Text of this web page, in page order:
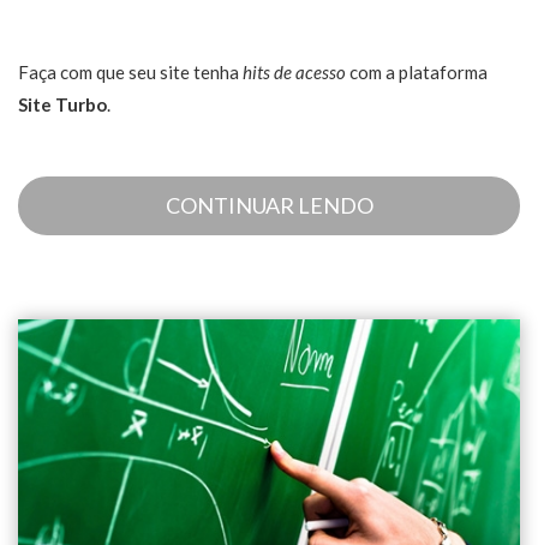
Faça com que seu site tenha hits de acesso com a plataforma
Site Turbo
CONTINUAR LENDO